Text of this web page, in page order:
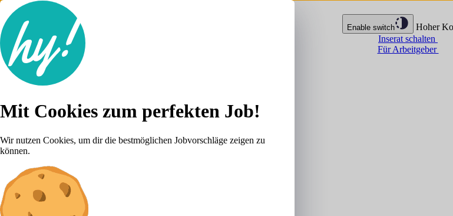
Enable switch
Hoher
Inserat schalten
Für Arbeitgeber
Lebenslauf
Karriere-Tipps
Anmelden
Mit Cookies zum perfekten Job!
Wir nutzen Cookies, um dir die bestmöglichen Jobvorschläge zeigen zu
können.